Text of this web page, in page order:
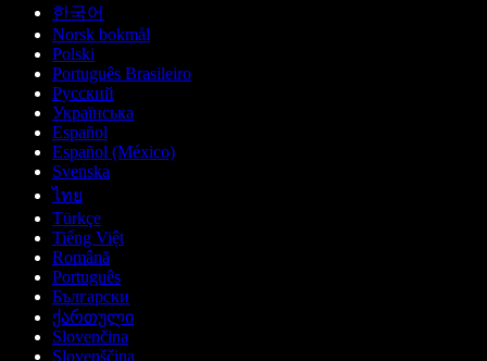
한국어
Norsk bokmål
Polski
Português Brasileiro
Русский
Українська
Español
Español (México)
Svenska
ไทย
Türkçe
Tiếng Việt
Română
Português
Български
ქართული
Slovenčina
Slovenščina